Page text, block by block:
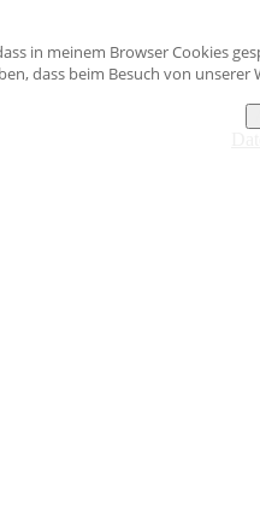
in meinem Browser Cookies
dass beim Besuch von